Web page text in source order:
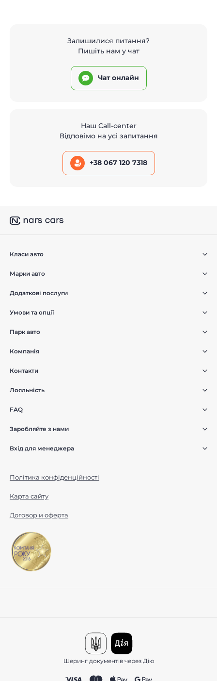
Залишилися питання?
Пишіть нам у чат
Чат онлайн
Наш Call-center
Відповімо на усі запитання
+38 067 120 7318
Класи авто
Марки авто
Додаткові послуги
Умови та опції
Парк авто
Компанія
Контакти
Лояльність
FAQ
Заробляйте з нами
Вхід для менеджера
Політика конфіденційності
Карта сайту
Договор и оферта
Шеринг документів через Дію